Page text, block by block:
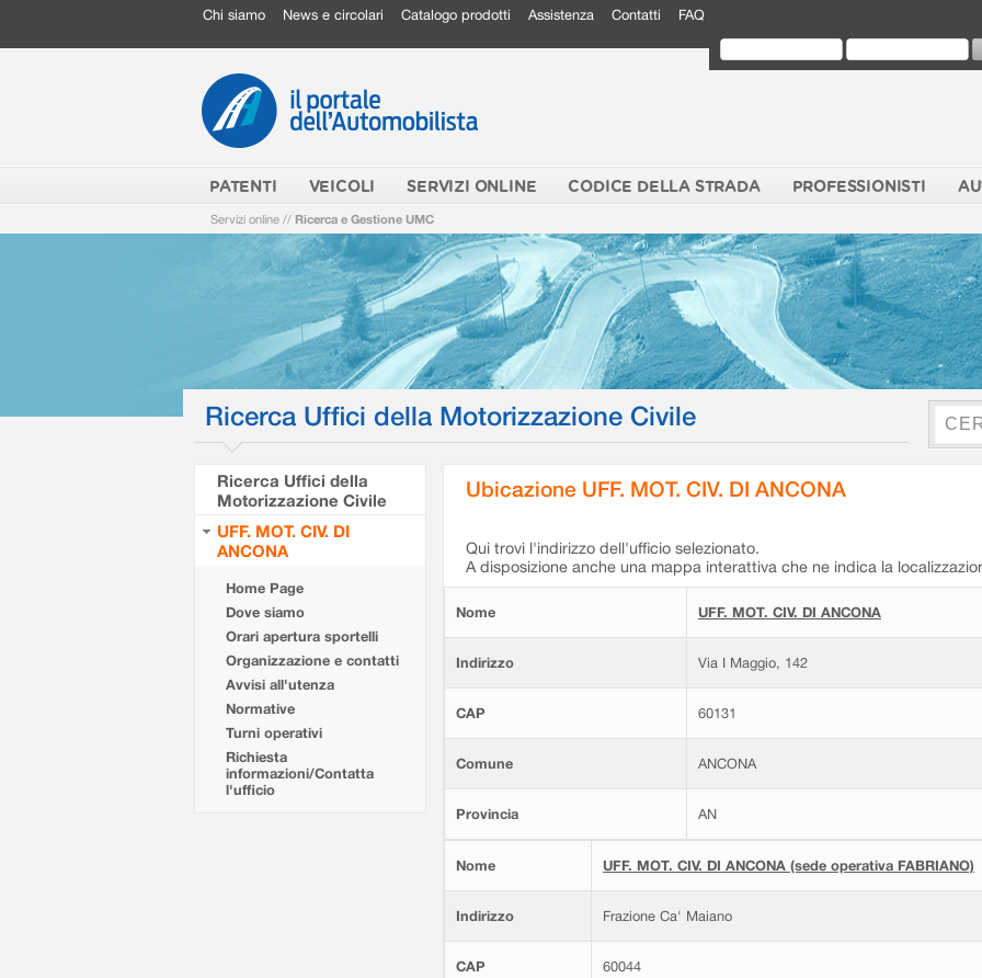
Chi siamo News e circolari Catalogo prodotti Assistenza Contatti FAQ
PATENTI VEICOLI SERVIZI ONLINE CODICE DELLA STRADA PROFESSIONISTI
Servizi online // Ricerca e Gestione UMC
Ricerca Uffici della Motorizzazione Civile
Ricerca Uffici della
Motorizzazione Civile
UFF. MOT. CIV. DI
ANCONA
Home Page
Dove siamo
Orari apertura sportelli
Organizzazione e contatti
Avvisi all'utenza
Normative
Turni operativi
Richiesta
informazioni/Contatta
l'ufficio
Ubicazione UFF. MOT. CIV. DI ANCONA
Qui trovi l'indirizzo dell'ufficio selezionato.
A disposizione anche una mappa interattiva che ne indica la
Nome UFF. MOT. CIV. DI ANCONA
Indirizzo Via I Maggio, 142
CAP 60131
Comune ANCONA
Provincia AN
Nome UFF. MOT. CIV. DI ANCONA (sede operativa FABRIANO)
Indirizzo Frazione Ca' Maiano
CAP 60044